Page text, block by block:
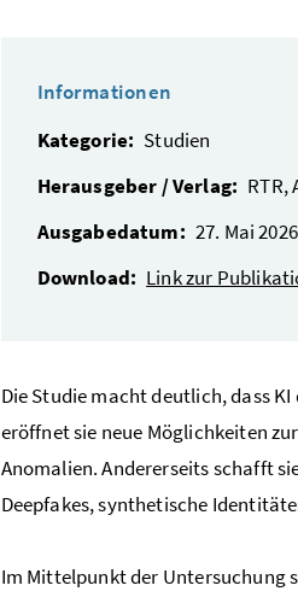
Informationen
Kategorie: Studien
Herausgeber / Verlag: RTR,
Ausgabedatum: 27. Mai 2026
Download: Link zur
Die Studie macht deutlich, dass
eröffnet sie neue Möglichkeiten
Anomalien. Andererseits schafft
Deepfakes, synthetische
Im Mittelpunkt der Untersuchung